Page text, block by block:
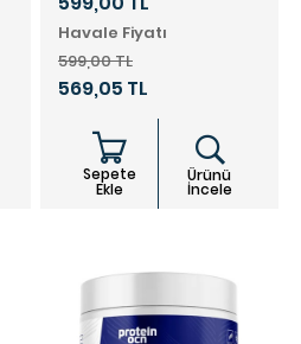
Havale Fiyatı
599,00 TL
569,05 TL
Sepete
Ekle
Ürünü
İncele